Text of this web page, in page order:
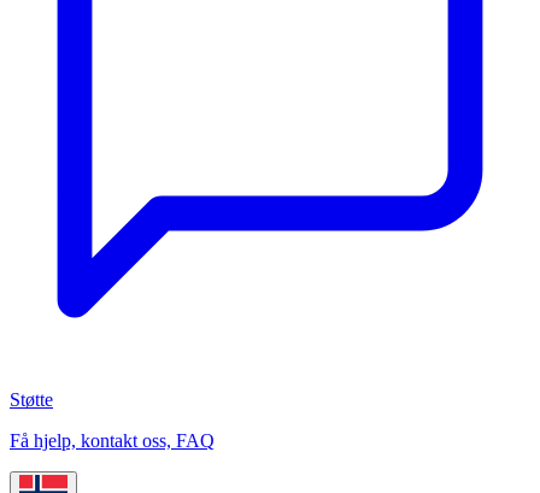
Støtte
Få hjelp, kontakt oss, FAQ